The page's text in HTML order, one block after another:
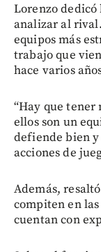
Lorenzo
analizar al
equipos más
trabajo que
hace varios
“Hay que
ellos son un
defiende bien y
acciones de
Además,
compiten en
cuentan con